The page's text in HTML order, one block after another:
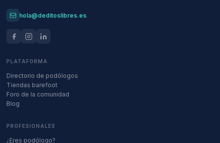
hola@deditoslibres.es
PLATAFORMA
Directorio de podólogos
Tiendas barefoot
Foro de la comunidad
Blog
PROFESIONALES
¿Eres podólogo?